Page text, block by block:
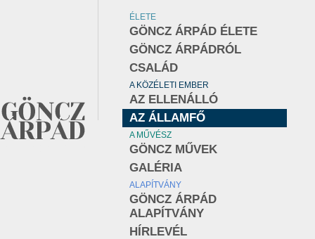
ÉLETE
GÖNCZ ÁRPÁD ÉLETE
GÖNCZ ÁRPÁDRÓL
CSALÁD
A KÖZÉLETI EMBER
AZ ELLENÁLLÓ
AZ ÁLLAMFŐ
A MŰVÉSZ
GÖNCZ MŰVEK
GALÉRIA
ALAPÍTVÁNY
GÖNCZ ÁRPÁD
ALAPÍTVÁNY
HÍRLEVÉL